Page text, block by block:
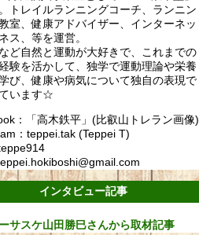
トレイルランニングコーチ、ランニン
室、健康アドバイザー、インターネッ
ス、等を運営。
ど自然と運動が大好きで、これまでの
験を活かして、独学で運動理論や栄養
び、健康や病気について独自の表現で
います☆
：「高木鉄平」(比叡山トレラン画像)
：teppei.tak (Teppei T)
インタビュー記事
サスケ山田勝巳さんから取材記事